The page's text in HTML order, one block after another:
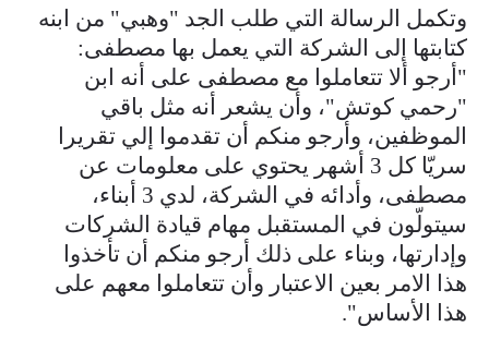
وتكمل الرسالة التي طلب الجد "وهبي" من ابنه
كتابتها إلى الشركة التي يعمل بها مصطفى:
"أرجو ألا تتعاملوا مع مصطفى على أنه ابن
"رحمي كوتش"، وأن يشعر أنه مثل باقي
الموظفين، وأرجو منكم أن تقدموا إلي تقريرا
سريّا كل 3 أشهر يحتوي على معلومات عن
مصطفى، وأدائه في الشركة، لدي 3 أبناء،
سيتولّون في المستقبل مهام قيادة الشركات
وإدارتها، وبناء على ذلك أرجو منكم أن تأخذوا
هذا الامر بعين الاعتبار وأن تتعاملوا معهم على
هذا الأساس".